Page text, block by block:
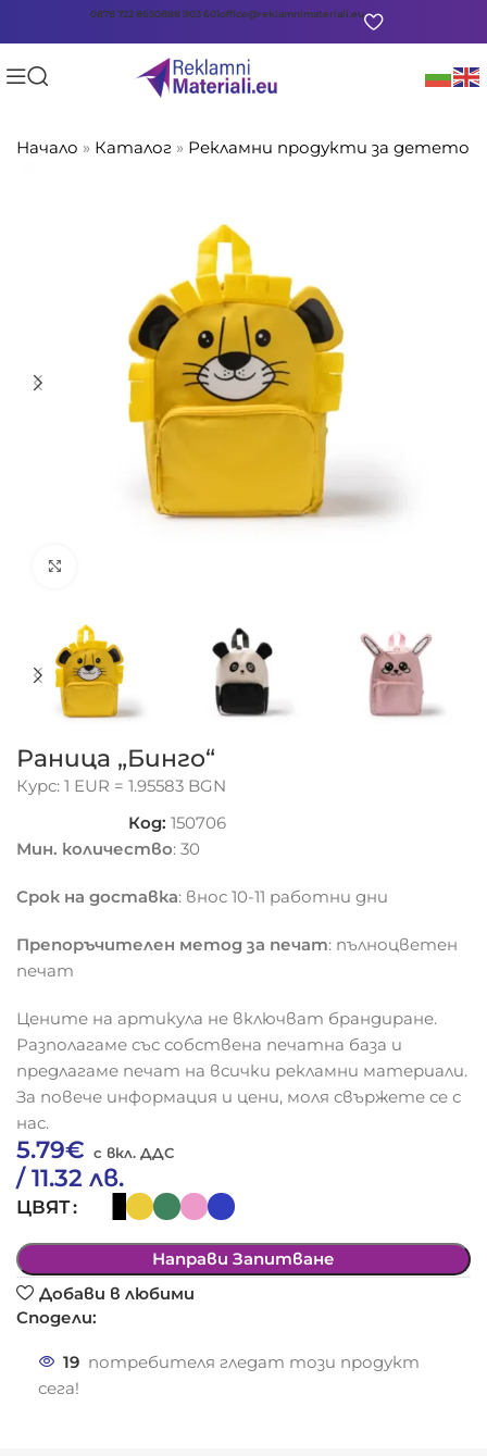
0878 722 8650888 903 601office@reklamnimateriali.eu
Начало » Каталог » Рекламни продукти за детето
Раница „Бинго“
Курс: 1 EUR = 1.95583 BGN
Код:150706
Мин. количество: 30
Срок на доставка: внос 10-11 работни дни
Препоръчителен метод за печат: пълноцветен
печат
Цените на артикула не включват брандиране.
Разполагаме със собствена печатна база и
предлагаме печат на всички рекламни материали.
За повече информация и цени, моля свържете се с
нас.
5.79€
/ 11.32 лв.
ЦВЯТ
Направи Запитване
Добави в любими
Сподели:
19 потребителя гледат този продукт
сега!